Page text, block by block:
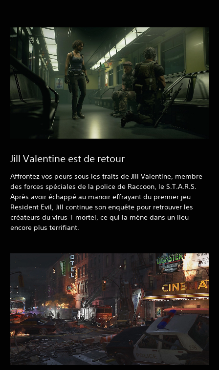
Jill Valentine est de retour
Affrontez vos peurs sous les traits de Jill Valentine, membre
des forces spéciales de la police de Raccoon, le S.T.A.R.S.
Après avoir échappé au manoir effrayant du premier jeu
Resident Evil, Jill continue son enquête pour retrouver les
créateurs du virus T mortel, ce qui la mène dans un lieu
encore plus terrifiant.